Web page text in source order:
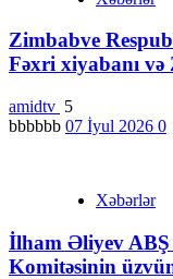
Zimbabve
Fəxri xiyabanı və
amidtv 5
bbbbbb 07 İyul 2026 0
Xəbərlər
İlham Əliyev ABŞ
Komitəsinin